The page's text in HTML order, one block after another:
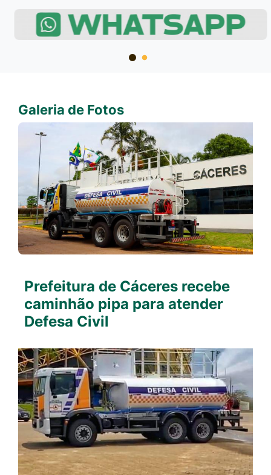
Galeria de Fotos
Prefeitura de Cáceres recebe
caminhão pipa para atender
Defesa Civil